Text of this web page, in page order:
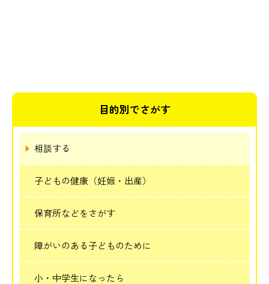
目的別でさがす
相談する
子どもの健康（妊娠・出産）
保育所などをさがす
障がいのある子どものために
小・中学生になったら